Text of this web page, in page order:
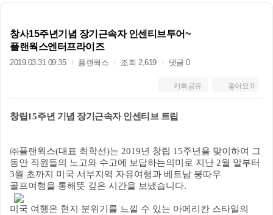
창사15주년기념 장기근속자 인센티브투어~
플랜웍스엔터프라이즈
2019.03.31 09:35 플랜웍스 조회 2,619 댓글 0
좋아요 0
카톡공유
창립15주년 기념 장기근속자 인센티브 트립
㈜플랜웍스(대표 최학선)는 2019년 창립 15주년을 맞이하여 그
동안 직원들의 노고와 수고에 보답하는의미로 지난 2월 말부터
3월 초까지 미국 서부지역 자유여행과 베트남 붕따우
골프여행을 통해뜻 깊은 시간을 보냈습니다.
미국 여행은 현지 분위기를 느낄 수 있는 아메리칸 스타일의